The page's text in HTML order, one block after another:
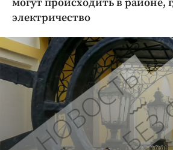
Недвижимость и ЖКХ
Образование
Общество
Погода
Праздники
Происшествия
Спорт
Экономика и бизнес
электричество